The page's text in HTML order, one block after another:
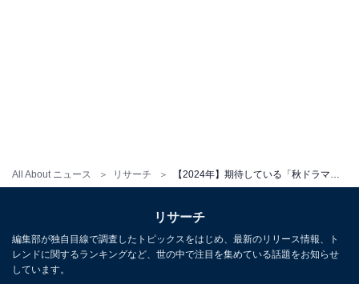
All About ニュース リサーチ
県）、「歴代シリーズの安定の面白さを知っているか
ら」（30代女性／新潟県）などの意見が寄せられまし
※回答者コメントは原文ママです
リサーチ
編集部が独自目線で調査したトピックスをはじめ、最新のリリース情報、ト
レンドに関するランキングなど、世の中で注目を集めている話題をお知らせ
しています。